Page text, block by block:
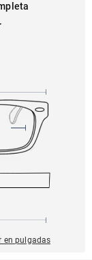
en pulgadas